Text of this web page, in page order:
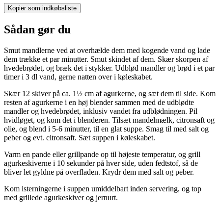
Kopier som indkøbsliste
Sådan gør du
Smut mandlerne ved at overhælde dem med kogende vand og lade
dem trække et par minutter. Smut skindet af dem. Skær skorpen af
hvedebrødet, og bræk det i stykker. Udblød mandler og brød i et par
timer i 3 dl vand, gerne natten over i køleskabet.
Skær 12 skiver på ca. 1½ cm af agurkerne, og sæt dem til side. Kom
resten af agurkerne i en høj blender sammen med de udblødte
mandler og hvedebrødet, inklusiv vandet fra udblødningen. Pil
hvidløget, og kom det i blenderen. Tilsæt mandelmælk, citronsaft og
olie, og blend i 5-6 minutter, til en glat suppe. Smag til med salt og
peber og evt. citronsaft. Sæt suppen i køleskabet.
Varm en pande eller grillpande op til højeste temperatur, og grill
agurkeskiverne i 10 sekunder på hver side, uden fedtstof, så de
bliver let gyldne på overfladen. Krydr dem med salt og peber.
Kom isterningerne i suppen umiddelbart inden servering, og top
med grillede agurkeskiver og jernurt.